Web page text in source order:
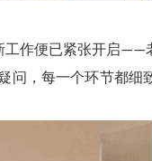
作便已紧张开启——
问，每一个环节都细